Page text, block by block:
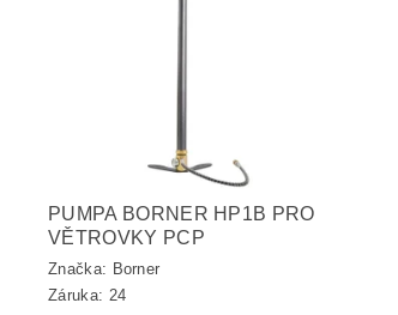
PUMPA BORNER HP1B PRO
VĚTROVKY PCP
Značka: Borner
Záruka: 24